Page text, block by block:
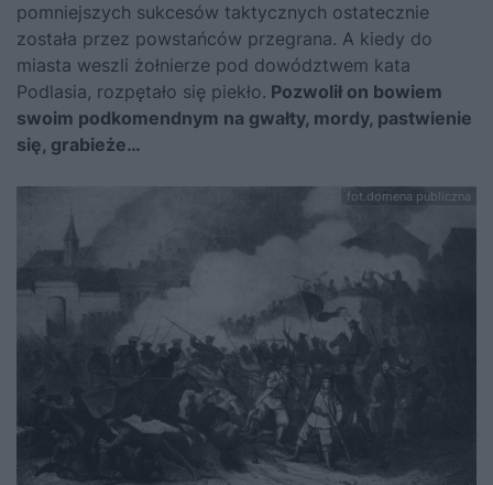
pomniejszych sukcesów taktycznych ostatecznie
została przez powstańców przegrana. A kiedy do
miasta weszli żołnierze pod dowództwem kata
Podlasia, rozpętało się piekło. Pozwolił on bowiem
swoim podkomendnym na gwałty, mordy, pastwienie
się, grabieże…
fot.domena publiczna